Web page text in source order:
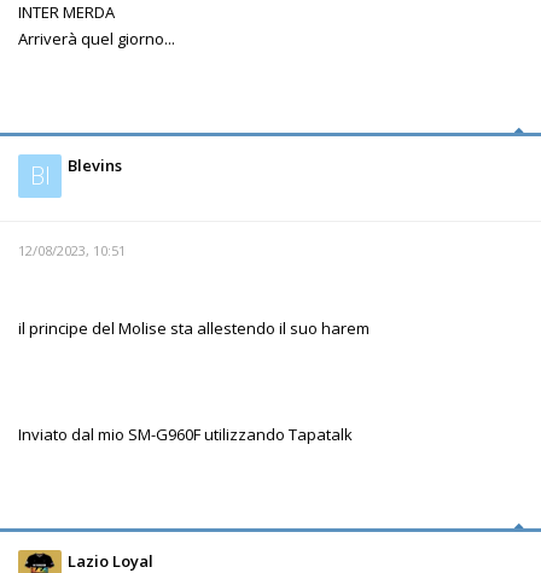
INTER MERDA
Arriverà quel giorno...
Bl Blevins
12/08/2023, 10:51
il principe del Molise sta allestendo il suo harem
Inviato dal mio SM-G960F utilizzando Tapatalk
Lazio Loyal